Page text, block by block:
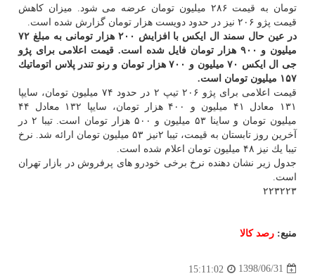
تومان به قیمت ۲۸۶ میلیون تومان عرضه می شود. میزان كاهش
قیمت پژو ۲۰۶ نیز در حدود دویست هزار تومان گزارش شده است.
در عین حال سمند ال ایكس با افزایش ۲۰۰ هزار تومانی به مبلغ ۷۲
میلیون و ۹۰۰ هزار تومان فایل شده است. قیمت اعلامی برای پژو
جی ال ایكس ۷۰ میلیون و ۷۰۰ هزار تومان و رنو تندر پلاس اتوماتیك
۱۵۷ میلیون تومان است.
قیمت اعلامی برای پژو ۲۰۶ تیپ ۲ در حدود ۷۴ میلیون تومان، سایپا
۱۳۱ معادل ۴۱ میلیون و ۴۰۰ هزار تومان، سایپا ۱۳۲ معادل ۴۴
میلیون تومان و ساینا ۵۳ میلیون و ۵۰۰ هزار تومان است. تیبا ۲ در
آخرین روز تابستان به قیمت، تیبا ۲نیز ۵۳ میلیون تومان ارائه شد. نرخ
تیبا یك نیز ۴۸ میلیون تومان اعلام شده است.
جدول زیر نشان دهنده نرخ برخی خودرو های پرفروش در بازار تهران
است.
۲۲۳۲۲۳
منبع: رصد كالا
1398/06/31
15:11:02